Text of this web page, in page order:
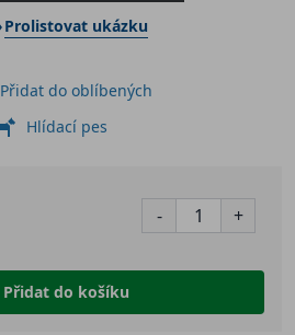
Prolistovat ukázku
- +
Přidat do košíku
Přidat do oblíbených
Hlídací pes